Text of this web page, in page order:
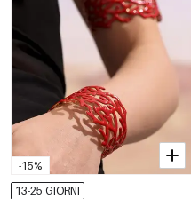
-15%
13-25 GIORNI